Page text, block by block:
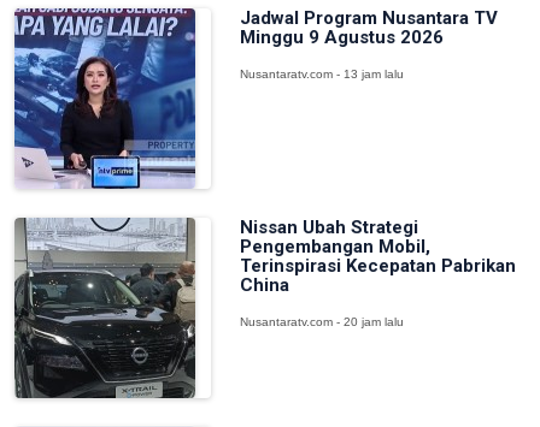
Jadwal Program Nusantara TV
Minggu 9 Agustus 2026
Nusantaratv.com - 13 jam lalu
Nissan Ubah Strategi
Pengembangan Mobil,
Terinspirasi Kecepatan Pabrikan
China
Nusantaratv.com - 20 jam lalu